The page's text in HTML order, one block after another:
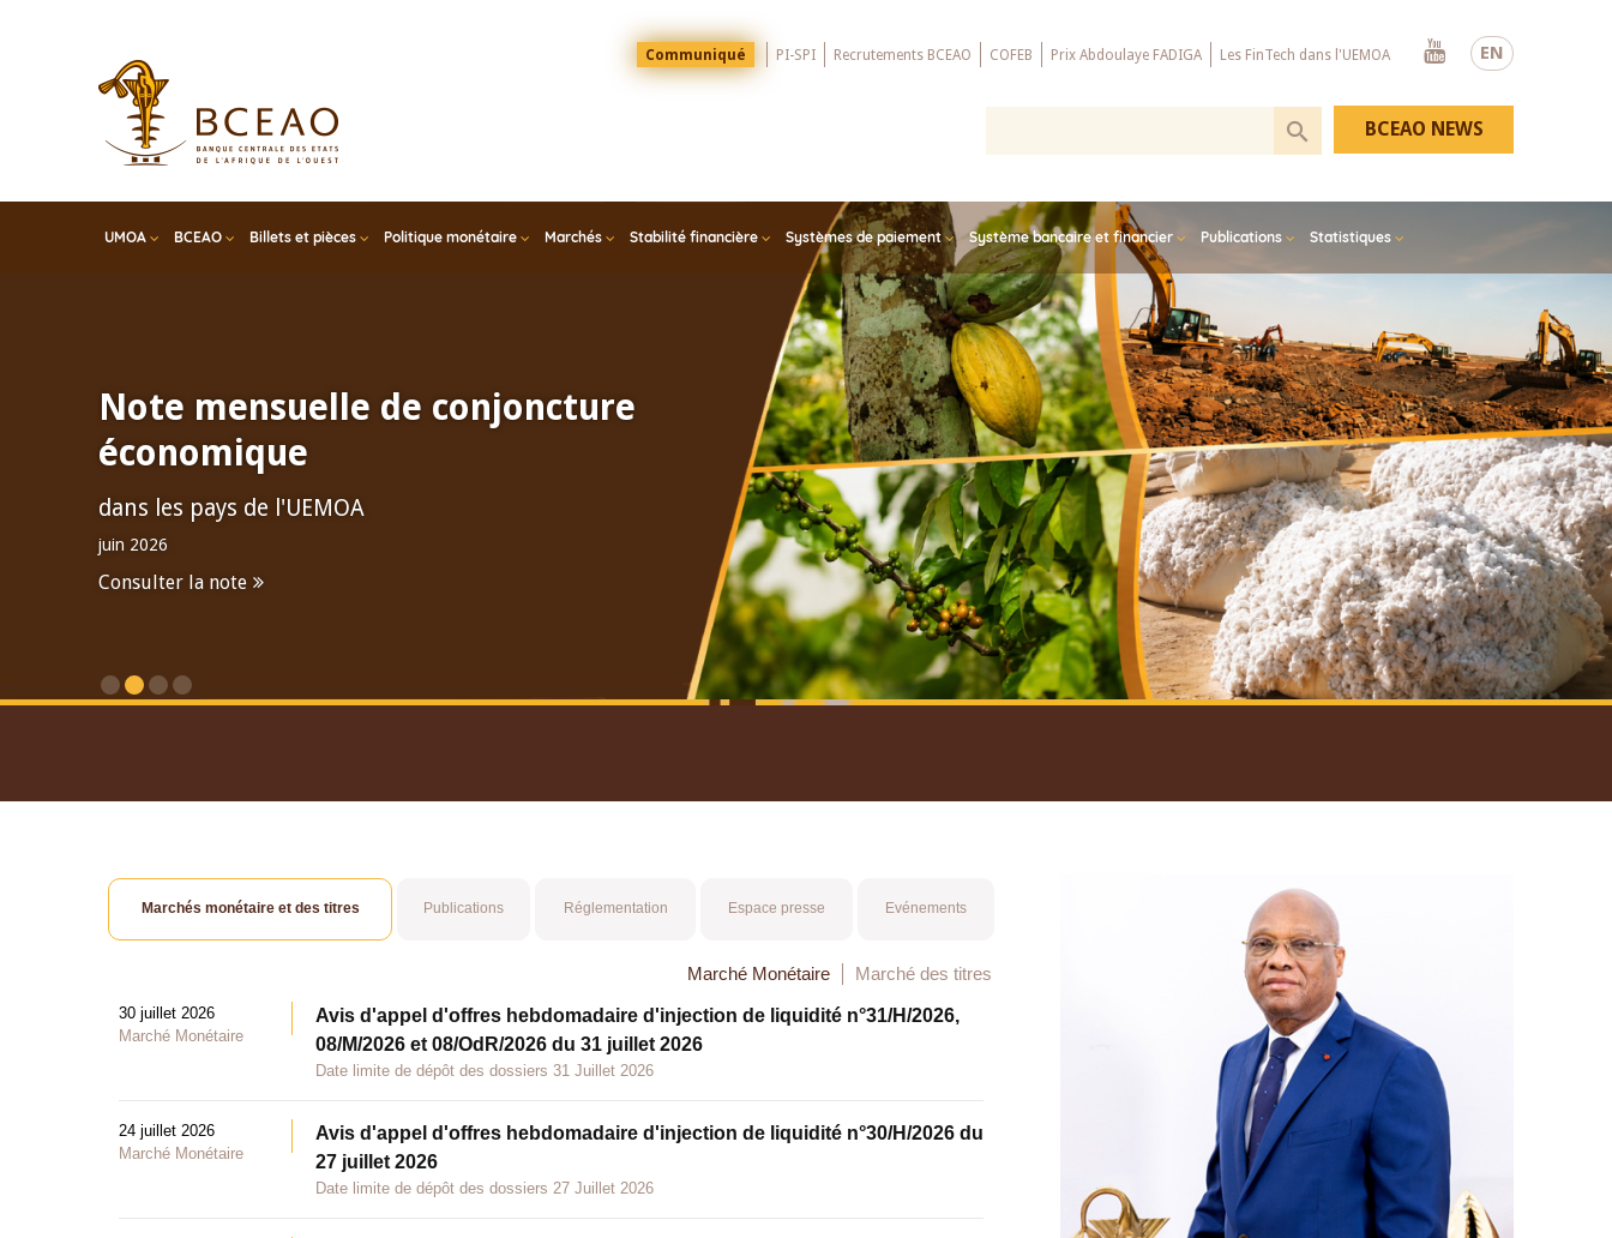
EN
Menu
Top
Communiqué PI-SPI Recrutements BCEAO COFEB Prix Abdoulaye FADIGA Les FinTech dans l'UEMOA
Youtube
UMOA BCEAO Billets et pièces Politique monétaire Marchés Stabilité financière Systèmes de paiement Système bancaire et financier Publications Statistiques
BCEAO NEWS
Note mensuelle de conjoncture
économique
dans les pays de l'UEMOA
juin 2026
Consulter la note
Marchés monétaire et des titres Publications Réglementation Espace presse Evénements
Marché Monétaire Marché des titres
30 juillet 2026
Marché Monétaire
Avis d'appel d'offres hebdomadaire d'injection de liquidité n°31/H/2026,
08/M/2026 et 08/OdR/2026 du 31 juillet 2026
Date limite de dépôt des dossiers 31 Juillet 2026
24 juillet 2026
Marché Monétaire
Avis d'appel d'offres hebdomadaire d'injection de liquidité n°30/H/2026 du
27 juillet 2026
Date limite de dépôt des dossiers 27 Juillet 2026